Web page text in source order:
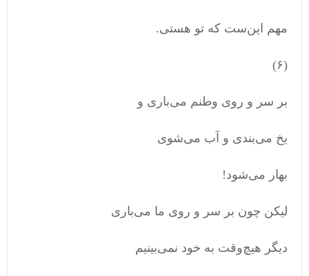
مهم این‌ست که تو هستی.
(۶)
بر سر و روی وطنم می‌باری و
یخ می‌بندی و آب می‌شوی
بهار می‌شود!
لیکن چون بر سر و روی ما می‌باری
دیگر هیچ‌وقت به خود نمی‌بینیم